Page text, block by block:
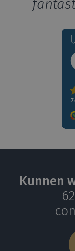
Kunnen